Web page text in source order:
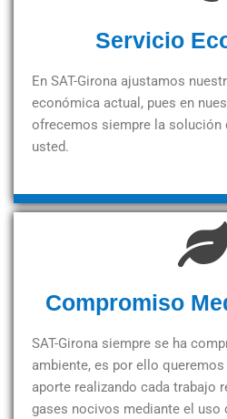
Servicio
En SAT-Girona ajustamos
económica actual, pues en
ofrecemos siempre la solución
usted.
Compromiso
SAT-Girona siempre se ha
ambiente, es por ello
aporte realizando cada trabajo
gases nocivos mediante el uso